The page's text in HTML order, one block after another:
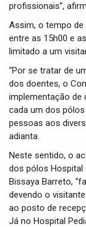
profissionais”,
Assim, o tempo
entre as 15h00 e
limitado a um
“Por se tratar de
dos doentes, o
implementação de
cada um dos
pessoas aos
adianta.
Neste sentido, o
dos pólos Hospital
Bissaya Barreto,
devendo o
ao posto de
Já no Hospital